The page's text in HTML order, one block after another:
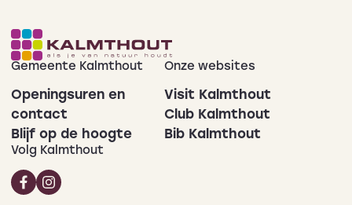
Gemeente Kalmthout
Openingsuren en
contact
Blijf op de hoogte
Onze websites
Visit Kalmthout
Club Kalmthout
Bib Kalmthout
Volg Kalmthout